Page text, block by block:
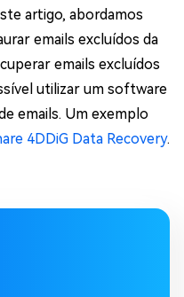
artigo, abordamos
emails excluídos da
emails excluídos
utilizar um software
emails. Um exemplo
4DDiG Data Recovery.